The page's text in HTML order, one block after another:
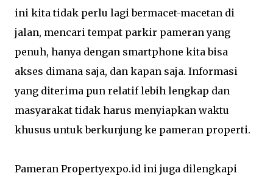
ini kita tidak perlu lagi bermacet-macetan di
jalan, mencari tempat parkir pameran yang
penuh, hanya dengan smartphone kita bisa
akses dimana saja, dan kapan saja. Informasi
yang diterima pun relatif lebih lengkap dan
masyarakat tidak harus menyiapkan waktu
khusus untuk berkunjung ke pameran properti.
Pameran Propertyexpo.id ini juga dilengkapi